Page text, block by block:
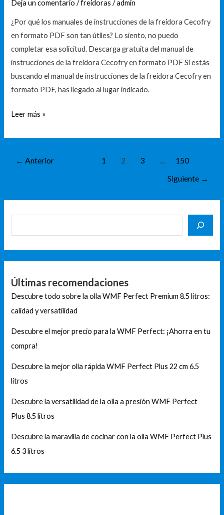
Deja un comentario /freidoras /admin
¿Por qué los manuales de instrucciones de la freidora Cecofry
en formato PDF son tan útiles? Lo siento, no puedo
completar esa solicitud. Descarga gratuita del manual de
instrucciones de la freidora Cecofry en formato PDF Si estás
buscando el manual de instrucciones de la freidora Cecofry en
formato PDF, has llegado al lugar indicado.
la
freidora
Cecofry
en
PDF
Leer más »
← Anterior 1 2 3 … 150
Siguiente →
Últimas recomendaciones
Descubre todo sobre la olla WMF Perfect Premium 8.5 litros:
calidad y versatilidad
Descubre el mejor precio para la WMF Perfect: ¡Ahorra en tu
compra!
Descubre la mejor olla rápida WMF Perfect Plus 22 cm 6.5
litros
Descubre la versatilidad de la olla a presión WMF Perfect
Plus 8.5 litros
Descubre la maravilla de cocinar con la olla WMF Perfect Plus
6.5 3 litros